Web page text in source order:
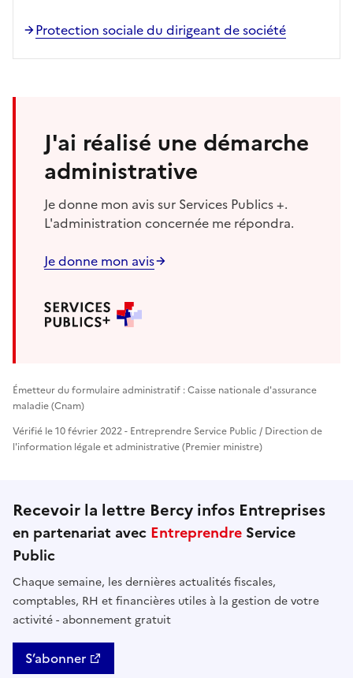
Protection sociale du dirigeant de société
J'ai réalisé une démarche
administrative
Je donne mon avis sur Services Publics +.
L'administration concernée me répondra.
Je donne mon avis
Émetteur du formulaire administratif : Caisse nationale d'assurance
maladie (Cnam)
Vérifié le 10 février 2022 - Entreprendre Service Public / Direction de
l'information légale et administrative (Premier ministre)
Recevoir la lettre Bercy infos Entreprises
en partenariat avec Entreprendre Service
Public
Chaque semaine, les dernières actualités fiscales,
comptables, RH et financières utiles à la gestion de votre
activité - abonnement gratuit
S’abonner